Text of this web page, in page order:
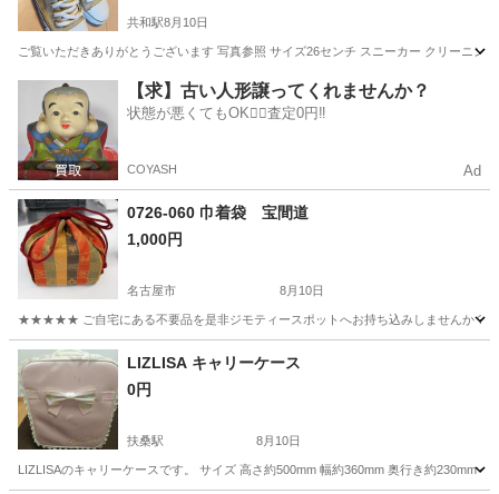
共和駅8月10日
ご覧いただきありがとうございます 写真参照 サイズ26センチ スニーカー クリーニン
大府市 共和駅 靴 価格
【求】古い人形譲ってくれませんか？
状態が悪くてもOK🙆‍♀️査定0円‼️
COYASH Ad
0726-060 巾着袋 宝間道
1,000円
名古屋市 8月10日
★★★★★ ご自宅にある不要品を是非ジモティースポットへお持ち込みしませんか？
愛知 名古屋市 現地
LIZLISA キャリーケース
0円
扶桑駅 8月10日
LIZLISAのキャリーケースです。 サイズ 高さ約500mm 幅約360mm 奥行き約230mm